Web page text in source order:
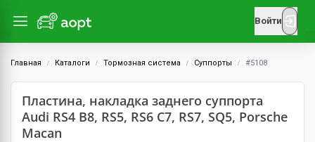
Войти
Главная Каталоги Тормозная система Суппорты #5108
Пластина, накладка заднего суппорта
Audi RS4 B8, RS5, RS6 C7, RS7, SQ5, Porsche
Macan